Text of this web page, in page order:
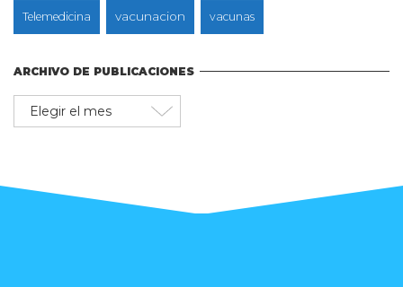
Telemedicina vacunacion vacunas
ARCHIVO DE PUBLICACIONES
Archivo
de